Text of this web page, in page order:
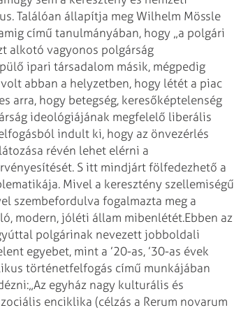
Találóan állapítja meg Wilhelm Mössle
című tanulmányában, hogy „a polgári
alkotó vagyonos polgárság
ipari társadalom másik, mégpedig
abban a helyzetben, hogy létét a piac
arra, hogy betegség, keresőképtelenség
ideológiájának megfelelő liberális
indult ki, hogy az önvezérlés
révén lehet elérni a
S itt mindjárt fölfedezhető a
Mivel a keresztény szellemiségű
szembefordulva fogalmazta meg a
modern, jóléti állam mibenlétét.Ebben az
polgárinak nevezett jobboldali
egyebet, mint a ’20-as, ’30-as évek
történetfelfogás című munkájában
„Az egyház nagy kulturális és
enciklika (célzás a Rerum novarum